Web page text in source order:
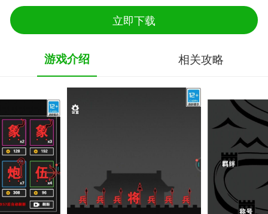
立即下载
游戏介绍 相关攻略